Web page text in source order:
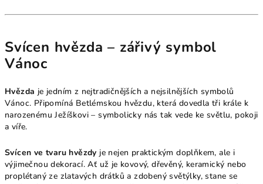
Svícen hvězda – zářivý symbol
Vánoc
Hvězda je jedním z nejtradičnějších a nejsilnějších symbolů
Vánoc. Připomíná Betlémskou hvězdu, která dovedla tři krále k
narozenému Ježíškovi – symbolicky nás tak vede ke světlu, pokoji
a víře.
Svícen ve tvaru hvězdy je nejen praktickým doplňkem, ale i
výjimečnou dekorací. Ať už je kovový, dřevěný, keramický nebo
proplétaný ze zlatavých drátků a zdobený světýlky, stane se